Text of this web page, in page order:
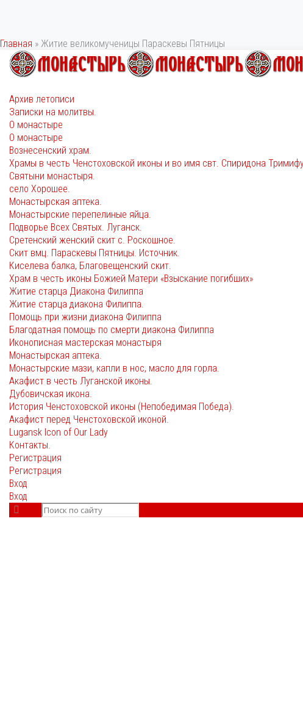
Главная » Житие великомученицы Параскевы Пятницы
Архив летописи
Записки на молитвы.
О монастыре
О монастыре
Вознесенский храм.
Храмы в честь Ченстоховской иконы и во имя свт. Спиридона
Святыни монастыря.
село Хорошее.
Монастырская аптека.
Монастырские перепелиные яйца.
Подворье Всех Святых. Луганск.
Сретенский женский скит с. Роскошное.
Скит вмц. Параскевы Пятницы. Источник.
Киселева балка, Благовещенский скит.
Храм в честь иконы Божией Матери «Взыскание погибших»
Житие старца Диакона Филиппа
Житие старца диакона Филиппа.
Помощь при жизни диакона Филиппа
Благодатная помощь по смерти диакона Филиппа
Иконописная мастерская монастыря
Монастырская аптека.
Монастырские мази, капли в нос, масло для горла.
Акафист в честь Луганской иконы.
Дубовичская икона.
История Ченстоховской иконы (Непобедимая Победа).
Акафист перед Ченстоховской иконой.
Lugansk Icon of Our Lady
Контакты.
Регистрация
Регистрация
Вход
Вход